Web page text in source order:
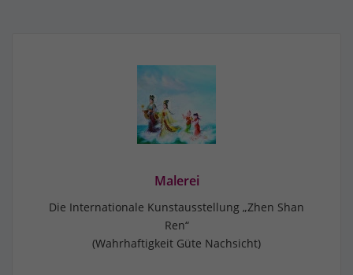
Malerei
Die Internationale Kunstausstellung „Zhen Shan
Ren“
(Wahrhaftigkeit Güte Nachsicht)